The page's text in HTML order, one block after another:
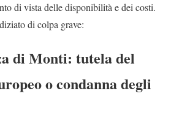
di vista delle disponibilità e dei costi.
di colpa grave:
di Monti: tutela del
o condanna degli